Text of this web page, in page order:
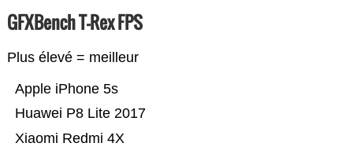
GFXBench T-Rex FPS
Plus élevé = meilleur
Xiaomi Redmi 4X
Huawei P8 Lite 2017
Apple iPhone 5s